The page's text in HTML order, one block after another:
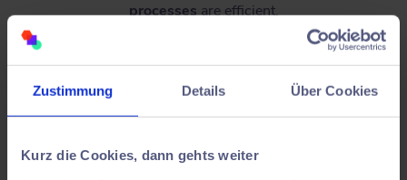
Zustimmung Details Über Cookies
Kurz die Cookies, dann gehts weiter
processesare efficient.
1. Clear workplace design through
standardization
Standardised workplaces enable new employees to be
Poka Yoke, i.e. fault safety, plays a major role in this.